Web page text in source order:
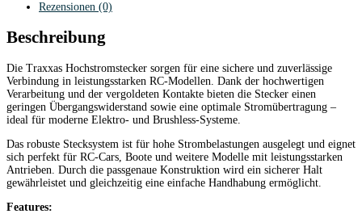
Rezensionen (0)
Beschreibung
Die Traxxas Hochstromstecker sorgen für eine sichere und zuverlässige
Verbindung in leistungsstarken RC-Modellen. Dank der hochwertigen
Verarbeitung und der vergoldeten Kontakte bieten die Stecker einen
geringen Übergangswiderstand sowie eine optimale Stromübertragung –
ideal für moderne Elektro- und Brushless-Systeme.
Das robuste Stecksystem ist für hohe Strombelastungen ausgelegt und eignet
sich perfekt für RC-Cars, Boote und weitere Modelle mit leistungsstarken
Antrieben. Durch die passgenaue Konstruktion wird ein sicherer Halt
gewährleistet und gleichzeitig eine einfache Handhabung ermöglicht.
Features: